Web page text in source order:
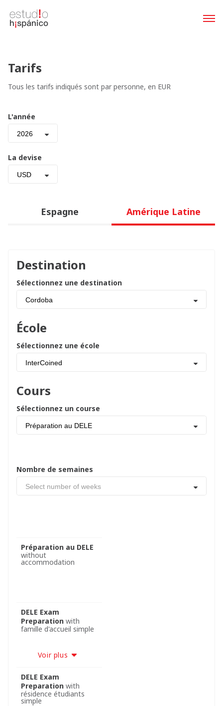
Tarifs
Tous les tarifs indiqués sont par personne, en EUR
L'année
2026
La devise
USD
Espagne Amérique Latine
Destination
Sélectionnez une destination
Cordoba
École
Sélectionnez une école
InterCoined
Cours
Sélectionnez un course
Préparation au DELE
Nombre de semaines
Select number of weeks
Préparation au DELE
without
accommodation
DELE Exam
Preparationwith
famille d'accueil simple
Voir plus
DELE Exam
Preparationwith
résidence étudiants
simple